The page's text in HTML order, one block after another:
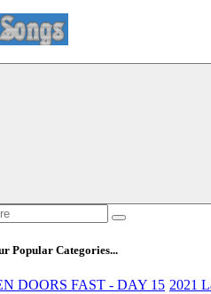
Soul Lifting Gospel Songs And
Popular Categories...
DOORS FAST - DAY 15 2021